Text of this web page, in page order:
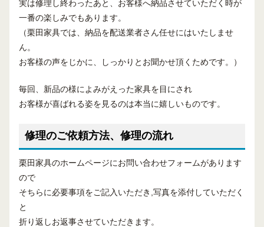
実は修理し終わったあと、お客様へ納品させていただく時が
一番の楽しみでもあります。
（栗田家具では、納品を配送業者さん任せにはいたしませ
ん。
お客様の声をじかに、しっかりとお聞かせ頂くためです。）
毎回、新品の様によみがえった家具を目にされ
お客様が喜ばれる姿を見るのは本当に嬉しいものです。
修理のご依頼方法、修理の流れ
栗田家具のホームページにお問い合わせフォームがあります
ので
そちらに必要事項をご記入いただき,写真を添付していただく
と
折り返しお返事させていただきます。